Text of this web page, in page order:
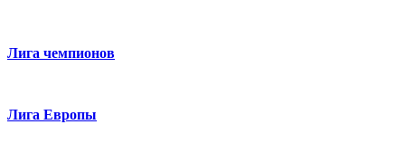
Лига чемпионов
Лига Европы